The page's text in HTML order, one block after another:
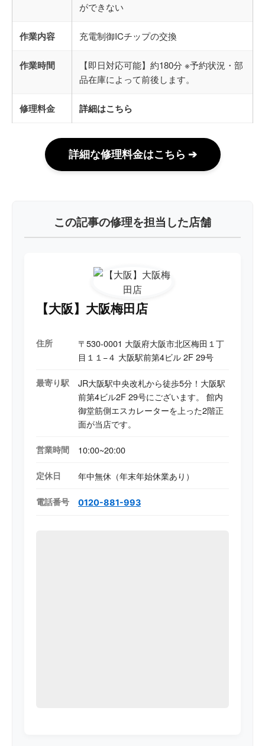
ができない
作業内容 充電制御ICチップの交換
作業時間
【即日対応可能】約180分 ※予約状況・部
品在庫によって前後します。
修理料金 詳細はこちら
詳細な修理料金はこちら ➔
この記事の修理を担当した店舗
【大阪】大阪梅田店
住所
〒530-0001 大阪府大阪市北区梅田１丁
目１１−４ 大阪駅前第4ビル 2F 29号
最寄り駅
JR大阪駅中央改札から徒歩5分！大阪駅
前第4ビル2F 29号にございます。 館内
御堂筋側エスカレーターを上った2階正
面が当店です。
営業時間 10:00~20:00
定休日 年中無休（年末年始休業あり）
電話番号 0120-881-993